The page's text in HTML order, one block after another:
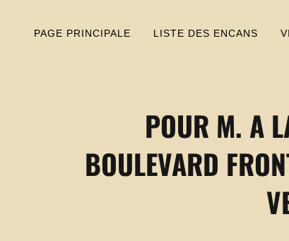
PAGE PRINCIPALE LISTE DES ENCANS
POUR M. A
BOULEVARD